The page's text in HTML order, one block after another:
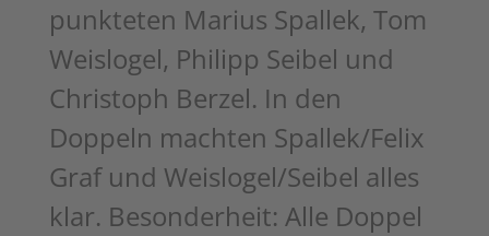
punkteten Marius Spallek, Tom
Weislogel, Philipp Seibel und
Christoph Berzel. In den
Doppeln machten Spallek/Felix
Graf und Weislogel/Seibel alles
klar. Besonderheit: Alle Doppel